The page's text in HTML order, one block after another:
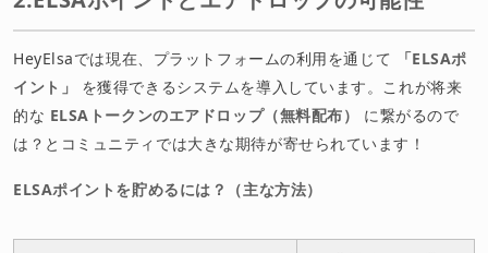
HeyElsaでは現在、プラットフォームの利用を通じて
「ELSAポ
イント」
を獲得できるシステムを導入しています。これが将来
的な ELSAトークンのエアドロップ（無料配布）
に繋がるので
は？とコミュニティでは大きな期待が寄せられています！
ELSAポイントを貯めるには？（主な方法）